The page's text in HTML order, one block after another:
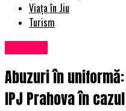
Viața în Jiu
Turism
Abuzuri în
IPJ Prahova în